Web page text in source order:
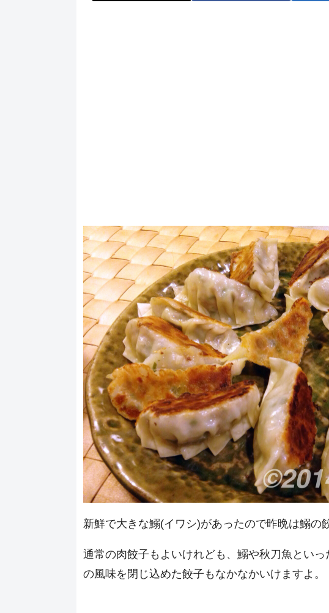
新鮮で大きな鰯(イワシ)があったので昨晩は鰯の
通常の肉餃子もよいけれども、鰯や秋刀魚とい
の風味を閉じ込めた餃子もなかなかいけますよ。